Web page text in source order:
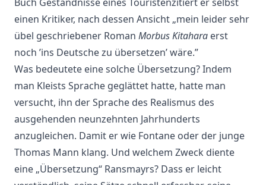
einen Kritiker, nach dessen Ansicht „mein leider sehr
übel geschriebener Roman Morbus Kitahara erst
noch ’ins Deutsche zu übersetzen’ wäre.”
Was bedeutete eine solche Übersetzung? Indem
man Kleists Sprache geglättet hatte, hatte man
versucht, ihn der Sprache des Realismus des
ausgehenden neunzehnten Jahrhunderts
anzugleichen. Damit er wie Fontane oder der junge
Thomas Mann klang. Und welchem Zweck diente
eine „Übersetzung“ Ransmayrs? Dass er leicht